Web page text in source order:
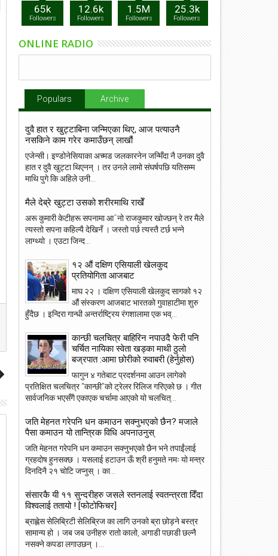
23
2018
कांग्रेस उपसभापति निधि अमेरिकामा
22
2018
आइपीएल : हैदरावादलाई हराउँदै चेन्नाई
पटक फाइनलमा, फाप डु प्लेसिसको
ब्याटिङ
65k
Followers
12.6k
Followers
1.5M
Followers
25.3k
Followers
ONLINE RADIO
Populars Archive
दुवै हात र खुट्टाबिना जन्मिएका थिए, आज पत्याउनै
नसकिने काम गरेर कमाउँछन् लाखौं
एजेन्सी। इण्डोनेसियाका अच्मड जलकारनेन जन्मिँदा नै उनका दुवै
हात र दुवै खुट्टा थिएनन् । तर उनले लामो संघर्षपछि यतिसम्म
माथि पुगे कि अहिले उनी...
मैले देब्रे खुट्टा उसको शरीरमाथि राखेँ
अरू कुमारी केटीहरू सपनामा आˆनो राजकुमार खोज्छन् रे तर मैले
त्यस्तो सपना कहिल्यै देखिनँ । जस्तो पर्छ त्यस्तै टर्छ भन्ने
लाग्थ्यो । एउटा जिन्द...
१२ औं दक्षिण एसियाली खेलकुद
प्रतियोगिता आजबाट
माघ २२ । दक्षिण एसियाली खेलकुद सागको १२
औं संस्करण आजबाट भारतको गुवाहाटीमा शुरु
हुँदैछ । इन्दिरा गान्धी अन्तर्राष्ट्रिय रंगशालामा एक भव्...
कान्छी चलचित्र बाहिरिन नपाउदै फेरी पनि
चर्चित नायिका स्वेता खड्का माथी ठुलो
बज्रपात :आमा छोरीको रुवाबरी (हेर्नुहोस)
फागुन ४ गतेबाट प्रदर्शनमा आउन लागेको
प्रतिक्षित चलचित्र “कान्छी”को ट्रेलर रिलिज गरिएको छ । गीत
सार्वजनिक भएसँगै एकाएक चर्चामा आएको यो चलचित्...
जति मेहनत गरेपनि धन कमाउन सक्नुभएको छैन? मजाले
पैसा कमाउन यो तान्त्रिक विधि अपनाउनुस्
जति मेहनत गरेपनि धन कमाउन सक्नुभएको छैन भने तपाईंलाई
ग्रहदोष हुनसक्छ । यसलाई हटाउन ऊँ श्री हनुमते नमः यो मन्त्र
दिनदिनै २१ चोटि जप्नुस् । का...
संसारकै यी ११ सुन्दरीहरु जसले स्तनलाई स्वतन्त्रता दिँदा
विश्वलाई ततायो ! [फोटोफिचर]
ब्राह्लेस सेलिब्रिटी सेलिब्रिज का लागि उनको ब्रा छोड़ने बस्त्र
सामान्य हो । जब जब उनीहरु रातो कालो, अगाडी पछाडी छल्नै
नसक्ने कपडा लगाउछन् ।...